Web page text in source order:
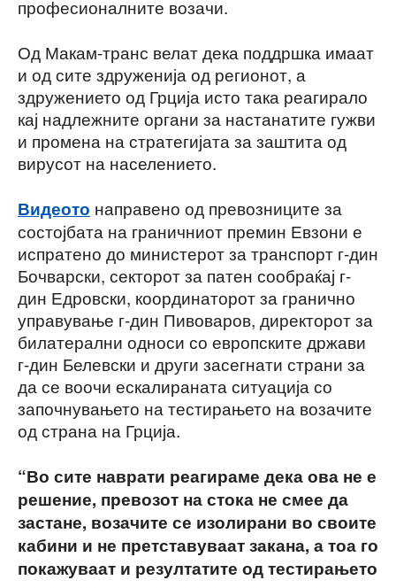
професионалните возачи.
Од Макам-транс велат дека поддршка имаат
и од сите здруженија од регионот, а
здружението од Грција исто така реагирало
кај надлежните органи за настанатите гужви
и промена на стратегијата за заштита од
вирусот на населението.
Видеото направено од превозниците за
состојбата на граничниот премин Евзони е
испратено до министерот за транспорт г-дин
Бочварски, секторот за патен сообраќај г-
дин Едровски, координаторот за гранично
управување г-дин Пивоваров, директорот за
билатерални односи со европските држави
г-дин Белевски и други засегнати страни за
да се воочи ескалираната ситуација со
започнувањето на тестирањето на возачите
од страна на Грција.
“Во сите наврати реагираме дека ова не е
решение, превозот на стока не смее да
застане, возачите се изолирани во своите
кабини и не претставуваат закана, а тоа го
покажуваат и резултатите од тестирањето